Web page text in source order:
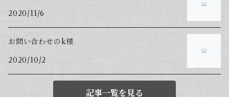
2020/11/6
お問い合わせのk様
2020/10/2
記事一覧を見る